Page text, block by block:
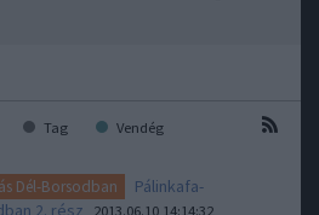
Tag Vendég
Dél-Borsodban
Pálinkafa-
2. rész
2013.06.10 14:14:32